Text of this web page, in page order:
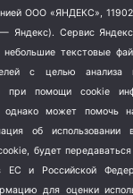
ООО «ЯНДЕКС»,
Яндекс). Сервис
текстовые
с целью анализа
при помощи cookie
однако может помочь
об использовании
будет
ЕС и Российской
для оценки